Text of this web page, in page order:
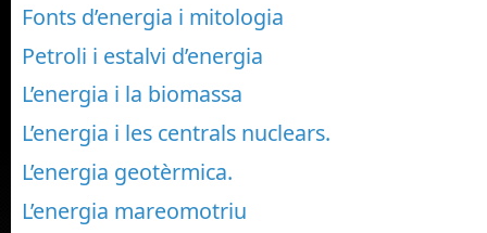
Fonts d’energia i mitologia
Petroli i estalvi d’energia
L’energia i la biomassa
L’energia i les centrals nuclears.
L’energia geotèrmica.
L’energia mareomotriu